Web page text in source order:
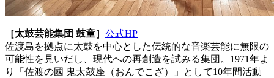
［太鼓芸能集団 鼓童］ 公式HP
佐渡島を拠点に太鼓を中心とした伝統的な音楽芸能に無限の
可能性を見いだし、現代への再創造を試みる集団。1971年よ
り「佐渡の國 鬼太鼓座（おんでこざ）」として10年間活動